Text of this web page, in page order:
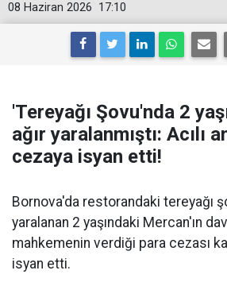
17:10
08 Haziran 2026
'Tereyağı Şovu'nda 2
ağır yaralanmıştı: Acılı
cezaya isyan etti!
Bornova'da restorandaki tereyağı
yaralanan 2 yaşındaki Mercan'ın
mahkemenin verdiği para cezası
isyan etti.